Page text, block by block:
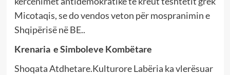
Micotaqis, se do vendos veton për mospranimin e
Shqipërisë në BE..
Krenaria e Simboleve Kombëtare
Shoqata Atdhetare.Kulturore Labëria ka vlerësuar